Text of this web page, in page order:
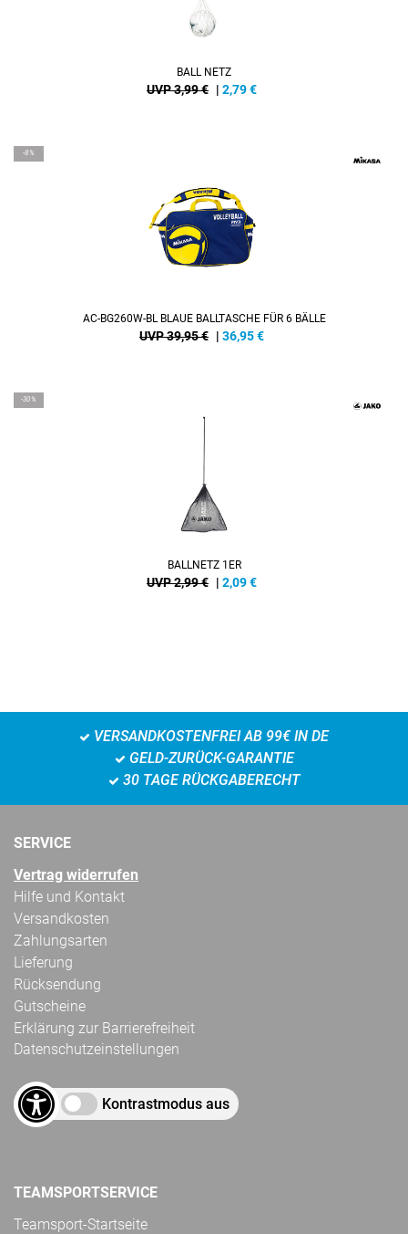
BALL NETZ
UVP 3,99 € | 2,79€
-8%
AC-BG260W-BL BLAUE BALLTASCHE FÜR 6 BÄLLE
UVP 39,95 € | 36,95€
-30%
BALLNETZ 1ER
UVP 2,99 € | 2,09€
VERSANDKOSTENFREI AB 99€ IN DE
GELD-ZURÜCK-GARANTIE
30 TAGE RÜCKGABERECHT
SERVICE
Vertrag widerrufen
Hilfe und Kontakt
Versandkosten
Zahlungsarten
Lieferung
Rücksendung
Gutscheine
Erklärung zur Barrierefreiheit
Datenschutzeinstellungen
Kontrastmodus aus
TEAMSPORTSERVICE
Teamsport-Startseite